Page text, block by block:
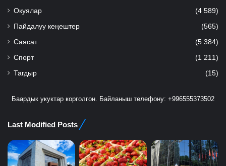
Окуялар (4 589)
Пайдалуу кеңештер (565)
Саясат (5 384)
Спорт (1 211)
Тагдыр (15)
Баардык укуктар корголгон. Байланыш телефону: +996555373502
Last Modified Posts